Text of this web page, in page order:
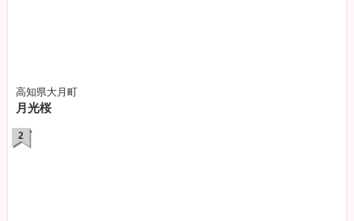
高知県大月町
月光桜
2